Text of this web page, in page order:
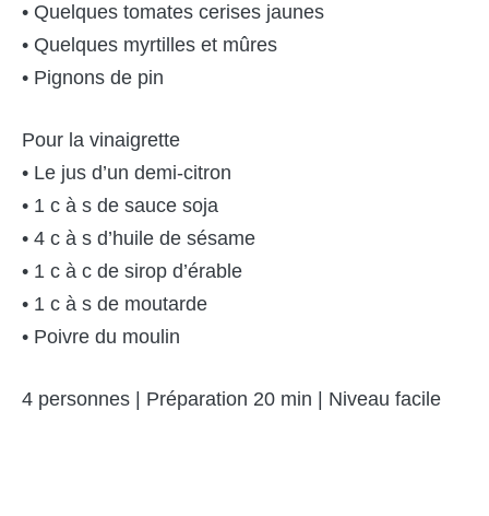
• Quelques tomates cerises jaunes
• Quelques myrtilles et mûres
• Pignons de pin
Pour la vinaigrette
• Le jus d’un demi-citron
• 1 c à s de sauce soja
• 4 c à s d’huile de sésame
• 1 c à c de sirop d’érable
• 1 c à s de moutarde
• Poivre du moulin
4 personnes | Préparation 20 min | Niveau facile